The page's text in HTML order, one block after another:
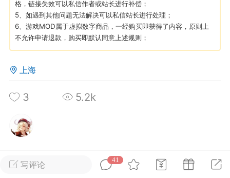
杀 模组安装/管理工具v1.1.0 测试版发
文网 · 本地模组管理工具把压缩包拖进
的交给管理器七日杀MOD管理器是一款
日杀》的轻量级本地工具。从目录识
汉 写评论
41
格，链接失效可以私信作者或站长进行补偿；
5、如遇到其他问题无法解决可以私信站长进行处理；
6、游戏MOD属于虚拟数字商品，一经购买即获得了内容，原则上
不允许申请退款，购买即默认同意上述规则；
上海
3 5.2k
所属论坛 关注